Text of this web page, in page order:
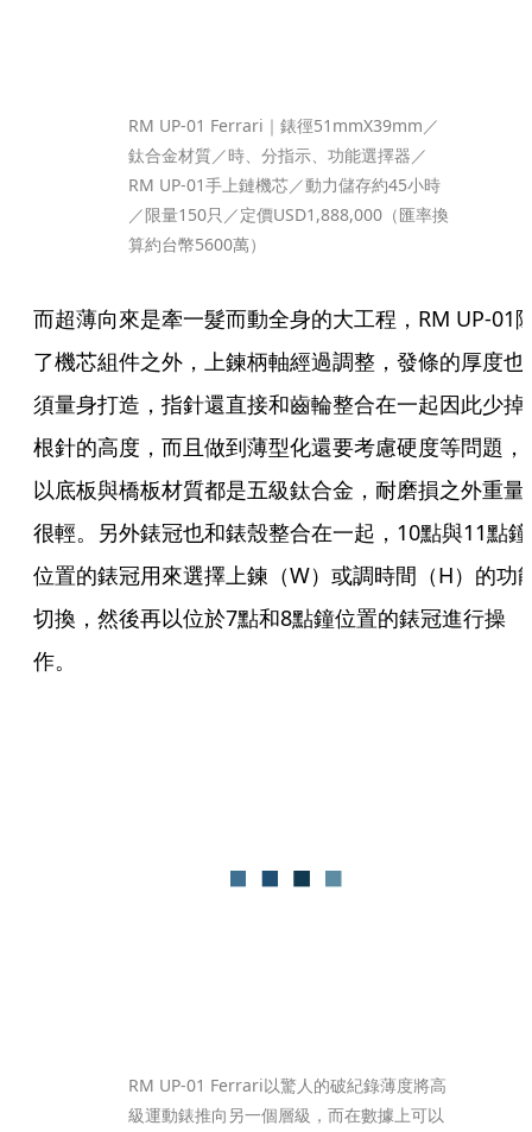
RM UP-01 Ferrari｜錶徑51mmX39mm／
鈦合金材質／時、分指示、功能選擇器／
RM UP-01手上鏈機芯／動力儲存約45小時
／限量150只／定價USD1,888,000（匯率換
算約台幣5600萬）
而超薄向來是牽一髮而動全身的大工程，RM UP-01
了機芯組件之外，上鍊柄軸經過調整，發條的厚度也
須量身打造，指針還直接和齒輪整合在一起因此少掉
根針的高度，而且做到薄型化還要考慮硬度等問題，
以底板與橋板材質都是五級鈦合金，耐磨損之外重量
很輕。另外錶冠也和錶殼整合在一起，10點與11點鐘
位置的錶冠用來選擇上鍊（W）或調時間（H）的功
切換，然後再以位於7點和8點鐘位置的錶冠進行操
作。
RM UP-01 Ferrari以驚人的破紀錄薄度將高
級運動錶推向另一個層級，而在數據上可以